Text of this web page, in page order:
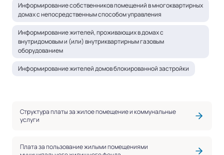
Информирование собственников помещений в многоквартирных
домах с непосредственным способом управления
Информирование жителей, проживающих в домах с
внутридомовым и (или) внутриквартирным газовым
оборудованием
Информирование жителей домов блокированной застройки
Структура платы за жилое помещение и коммунальные
услуги
Плата за пользование жилыми помещениями